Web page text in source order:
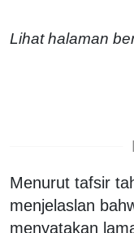
Lihat halaman
Menurut tafsir
menjelaslan
menyatakan